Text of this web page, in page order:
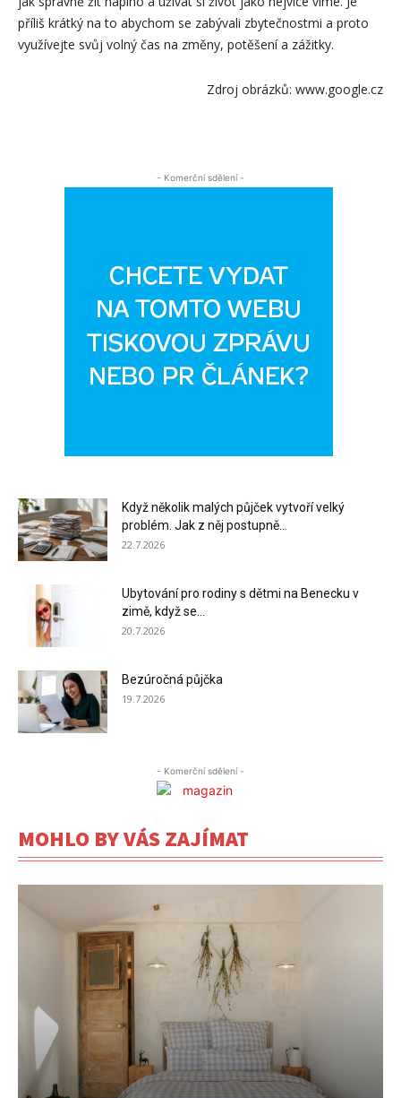
příliš krátký na to abychom se zabývali zbytečnostmi a proto
využívejte svůj volný čas na změny, potěšení a zážitky.
Zdroj obrázků: www.google.cz
- Komerční sdělení -
Když několik malých půjček vytvoří velký
problém. Jak z něj postupně...
22.7.2026
Ubytování pro rodiny s dětmi na Benecku v
zimě, když se...
20.7.2026
Bezúročná půjčka
19.7.2026
- Komerční sdělení -
MOHLO BY VÁS ZAJÍMAT